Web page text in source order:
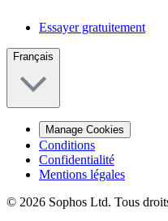
Essayer gratuitement
Français
Manage Cookies
Conditions
Confidentialité
Mentions légales
© 2026 Sophos Ltd. Tous